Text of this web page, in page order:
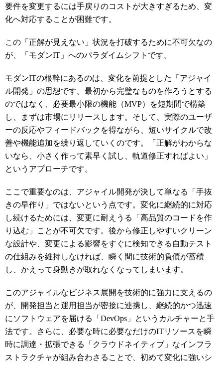
要件を変更するには手戻りのコストが大きすぎるため、変
化へ対応することが困難です。
この「正解が見えない」状況を打破するために不可欠なの
が、「モダンIT」へのパラダイムシフトです。
モダンITの根幹にあるのは、変化を前提とした「アジャイ
ル開発」の思想です。最初から完璧なものを作ろうとする
のではなく、必要最小限の機能（MVP）を短期間で構築
し、まずは市場にリリースします。そして、実際のユーザ
ーの反応やフィードバックを得ながら、短いサイクルで改
善や機能追加を繰り返していくのです。「正解がわからな
いなら、小さく作って素早く試し、軌道修正すればよい」
というアプローチです。
ここで重要なのは、アジャイル開発が決して単なる「手抜
きの早作り」ではないという点です。変化に継続的に対応
し続けるためには、変更に耐えうる「高品質のコードを作
り込む」ことが不可欠です。後から修正しやすいクリーン
な設計や、変更による影響をすぐに検知できる自動テスト
の仕組みを維持しなければ、瞬く間に技術的負債が蓄積
し、かえって身動きが取れなくなってしまいます。
このアジャイルなビジネス展開を技術的に強力に支えるの
が、開発担当と運用担当が密接に連携し、継続的かつ迅速
にソフトウェアを届ける「DevOps」というカルチャーと手
法です。さらに、必要な時に必要なだけのITリソースを瞬
時に調達・拡張できる「クラウドネイティブ」なインフラ
ストラクチャが組み合わさることで、初めて変化に強いシ